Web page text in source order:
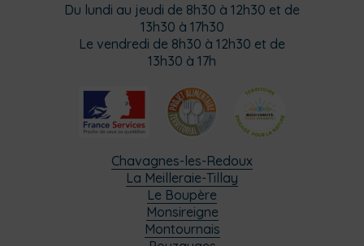
Du lundi au jeudi de 8h30 à 12h30 et de
13h30 à 17h30
Le vendredi de 8h30 à 12h30 et de
13h30 à 17h
Chavagnes-les-Redoux
La Meilleraie-Tillay
Le Boupère
Monsireigne
Montournais